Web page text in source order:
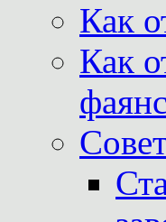
Как
Как